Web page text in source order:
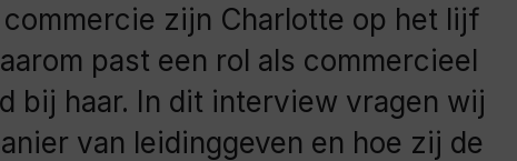
commercie zijn Charlotte op het lijf
past een rol als commercieel
bij haar. In dit interview vragen wij
van leidinggeven en hoe zij de